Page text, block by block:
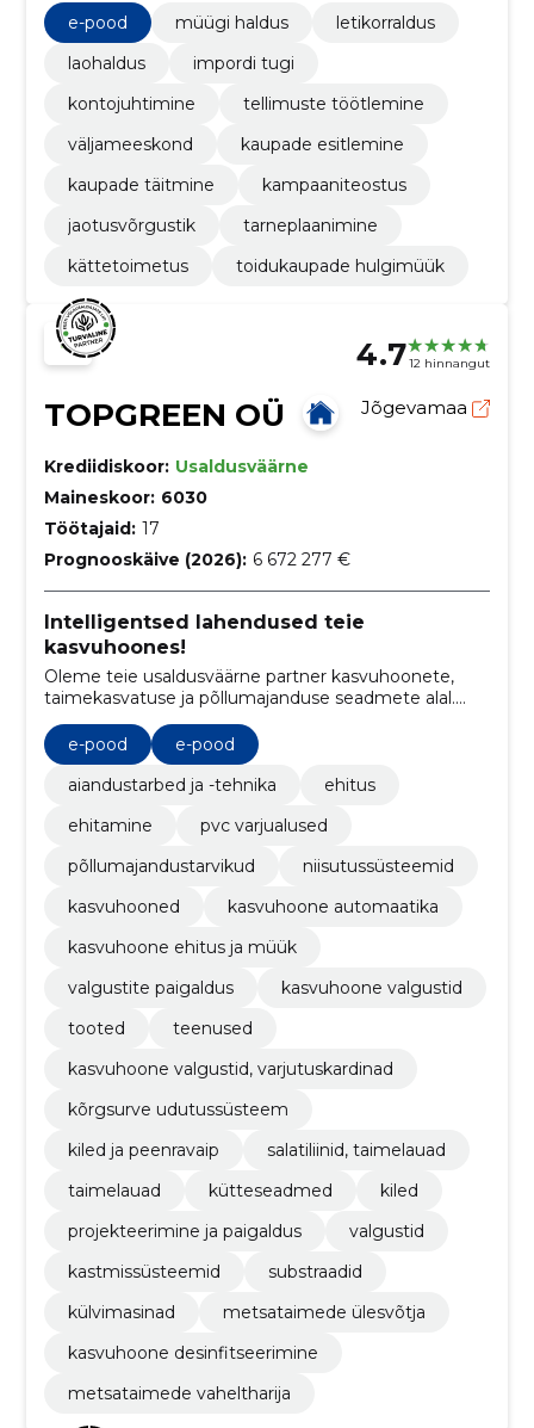
müügihaldust.
e-pood müügi haldus
letikorraldus
laohaldus
impordi tugi
kontojuhtimine
tellimuste töötlemine
väljameeskond
kaupade esitlemine
kaupade täitmine
kampaaniteostus
jaotusvõrgustik
tarneplaanimine
kättetoimetus
toidukaupade hulgimüük
4.712 hinnangut
TOPGREEN OÜ Jõgevamaa
Krediidiskoor: Usaldusväärne
Maineskoor: 6030
Töötajaid: 17
Prognooskäive (2026): 6 672 277 €
Intelligentsed lahendused teie
kasvuhoones!
Oleme teie usaldusväärne partner kasvuhoonete,
taimekasvatuse ja põllumajanduse seadmete alal.
Meie eesmärk on aidata teil saavutada oma
tootmises optimaalne tulemus tänu meie
ainulaadsele kombinatsioonile tipptasemel
seadmetest, tehnilistest teadmistest,
e-pood
e-pood
aiandustarbed ja -tehnika
ehitus
ehitamine
pvc varjualused
põllumajandustarvikud
niisutussüsteemid
kasvuhooned
kasvuhoone automaatika
kasvuhoone ehitus ja müük
valgustite paigaldus
kasvuhoone valgustid
tooted
teenused
kasvuhoone valgustid, varjutuskardinad
kõrgsurve udutussüsteem
kiled ja peenravaip
salatiliinid, taimelauad
taimelauad
kütteseadmed
kiled
projekteerimine ja paigaldus
valgustid
kastmissüsteemid
substraadid
külvimasinad
metsataimede ülesvõtja
kasvuhoone desinfitseerimine
metsataimede vaheltharija